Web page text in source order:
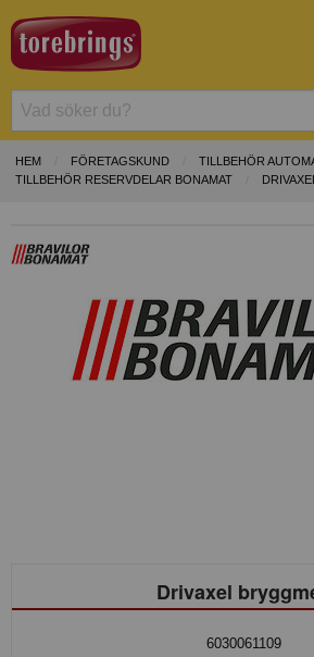
HEM FÖRETAGSKUND
TILLBEHÖR
TILLBEHÖR RESERVDELAR BONAMAT
Drivaxel
6030061109